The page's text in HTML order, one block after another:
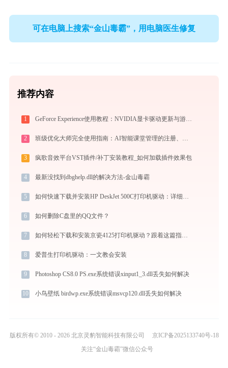
可在电脑上搜索“金山毒霸”，用电脑医生修复
推荐内容
1 GeForce Experience使用教程：NVIDIA显卡驱动更新与游戏优化录制完全指南
2 班级优化大师完全使用指南：AI智能课堂管理的注册、实操与效率提升全攻略（2026最新）
3 疯歌音效平台VST插件/补丁安装教程_如何加载插件效果包
4 最新没找到dbghelp.dll的解决方法-金山毒霸
5 如何快速下载并安装HP DeskJet 500C打印机驱动：详细步骤解析
6 如何删除C盘里的QQ文件？
7 如何轻松下载和安装京瓷4125打印机驱动？跟着这篇指南走
8 爱普生打印机驱动：一文教会安装
9 Photoshop CS8.0 PS.exe系统错误xinput1_3.dll丢失如何解决
10 小鸟壁纸 birdwp.exe系统错误msvcp120.dll丢失如何解决
版权所有© 2010 - 2026 北京灵豹智能科技有限公司
京ICP备2025133740号-18
关注“金山毒霸”微信公众号